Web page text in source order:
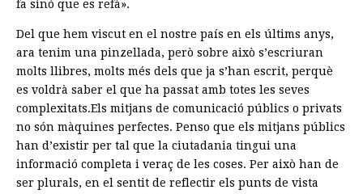
fa sinó que es refà».
Del que hem viscut en el nostre país en els últims anys,
ara tenim una pinzellada, però sobre això s’escriuran
molts llibres, molts més dels que ja s’han escrit, perquè
es voldrà saber el que ha passat amb totes les seves
complexitats.Els mitjans de comunicació públics o privats
no són màquines perfectes. Penso que els mitjans públics
han d’existir per tal que la ciutadania tingui una
informació completa i veraç de les coses. Per això han de
ser plurals, en el sentit de reflectir els punts de vista